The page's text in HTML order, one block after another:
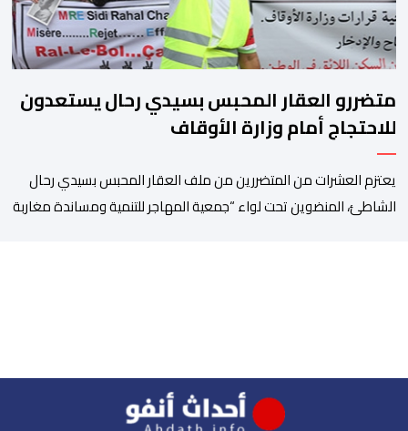
متضررو العقار المحبس بسيدي رحال يستعدون
للاحتجاج أمام وزارة الأوقاف
يعتزم العشرات من المتضررين من ملف العقار المحبس بسيدي رحال
الشاطئ، المنضوين تحت لواء “جمعية المهاجر للتنمية ومساندة مغاربة